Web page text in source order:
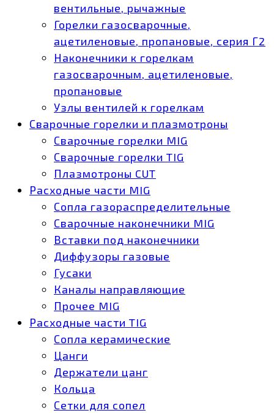
вентильные, рычажные
Горелки газосварочные,
ацетиленовые, пропановые, серия Г2
Наконечники к горелкам
газосварочным, ацетиленовые,
пропановые
Узлы вентилей к горелкам
Сварочные горелки и плазмотроны
Сварочные горелки MIG
Сварочные горелки TIG
Плазмотроны CUT
Расходные части MIG
Сопла газораспределительные
Сварочные наконечники MIG
Вставки под наконечники
Диффузоры газовые
Гусаки
Каналы направляющие
Прочее MIG
Расходные части TIG
Сопла керамические
Цанги
Держатели цанг
Кольца
Сетки для сопел